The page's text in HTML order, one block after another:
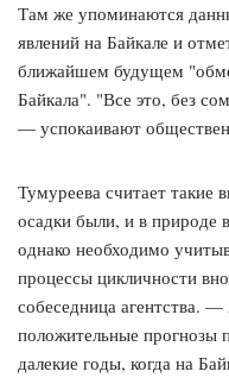
Там же упоминаются
явлений на Байкале и
ближайшем будущем
Байкала". "Все это, без
— успокаивают
Тумуреева считает
осадки были, и в природе
однако необходимо
процессы цикличности
собеседница агентства.
положительные прогнозы
далекие годы, когда на